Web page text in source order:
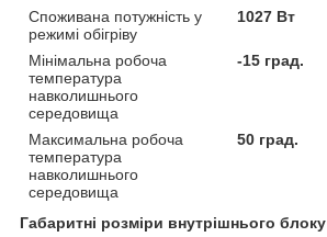
Споживана потужність у
режимі обігріву
1027 Вт
Мінімальна робоча
температура
навколишнього
середовища
-15 град.
Максимальна робоча
температура
навколишнього
середовища
50 град.
Габаритні розміри внутрішнього блоку